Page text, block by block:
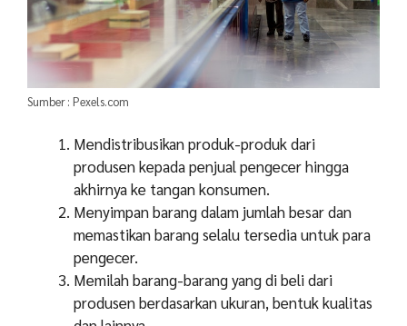
Sumber : Pexels.com
Mendistribusikan produk-produk dari
produsen kepada penjual pengecer hingga
akhirnya ke tangan konsumen.
Menyimpan barang dalam jumlah besar dan
memastikan barang selalu tersedia untuk para
pengecer.
Memilah barang-barang yang di beli dari
produsen berdasarkan ukuran, bentuk kualitas